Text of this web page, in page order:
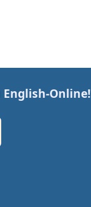
English-Online!